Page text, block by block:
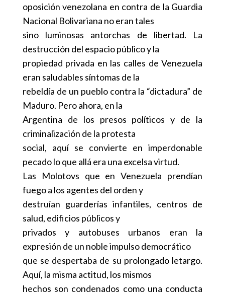
oposición venezolana en contra de la Guardia
Nacional Bolivariana no eran tales
sino luminosas antorchas de libertad. La
destrucción del espacio público y la
propiedad privada en las calles de Venezuela
eran saludables síntomas de la
rebeldía de un pueblo contra la “dictadura” de
Maduro. Pero ahora, en la
Argentina de los presos políticos y de la
criminalización de la protesta
social, aquí se convierte en imperdonable
pecado lo que allá era una excelsa virtud.
Las Molotovs que en Venezuela prendían
fuego a los agentes del orden y
destruían guarderías infantiles, centros de
salud, edificios públicos y
privados y autobuses urbanos eran la
expresión de un noble impulso democrático
que se despertaba de su prolongado letargo.
Aquí, la misma actitud, los mismos
hechos son condenados como una conducta